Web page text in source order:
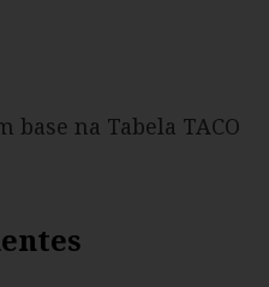
base na Tabela TACO